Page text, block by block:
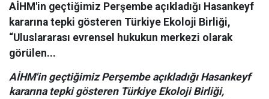
AİHM'in geçtiğimiz Perşembe açıkladığı Hasankeyf
kararına tepki gösteren Türkiye Ekoloji Birliği,
“Uluslararası evrensel hukukun merkezi olarak
görülen...
AİHM'in geçtiğimiz Perşembe açıkladığı Hasankeyf
kararına tepki gösteren Türkiye Ekoloji Birliği,